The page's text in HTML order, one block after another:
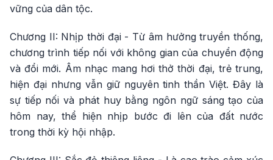
vững của dân tộc.
Chương II: Nhịp thời đại - Từ âm hưởng truyền thống,
chương trình tiếp nối với không gian của chuyển động
và đổi mới. Âm nhạc mang hơi thở thời đại, trẻ trung,
hiện đại nhưng vẫn giữ nguyên tinh thần Việt. Đây là
sự tiếp nối và phát huy bằng ngôn ngữ sáng tạo của
hôm nay, thể hiện nhịp bước đi lên của đất nước
trong thời kỳ hội nhập.